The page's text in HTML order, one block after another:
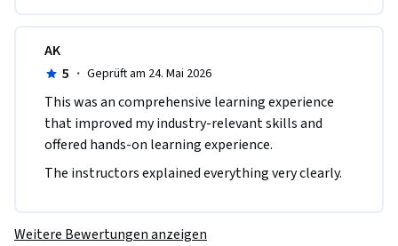
AK
5 · Geprüft am 24. Mai 2026
This was an comprehensive learning experience
that improved my industry-relevant skills and
offered hands-on learning experience.
The instructors explained everything very clearly.
Weitere Bewertungen anzeigen